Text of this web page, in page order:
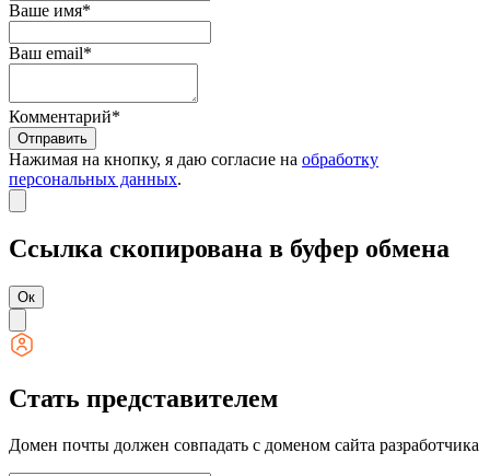
Ваше имя*
Ваш email*
Комментарий*
Отправить
Нажимая на кнопку, я даю согласие на обработку
персональных данных.
Ссылка скопирована в буфер обмена
Ок
Стать представителем
Домен почты должен совпадать с доменом сайта разработчика